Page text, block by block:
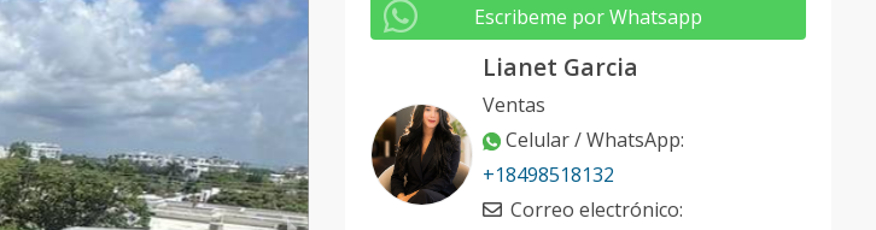
Escribeme por Whatsapp
Lianet Garcia
Ventas
Celular / WhatsApp:
+18498518132
Correo electrónico: